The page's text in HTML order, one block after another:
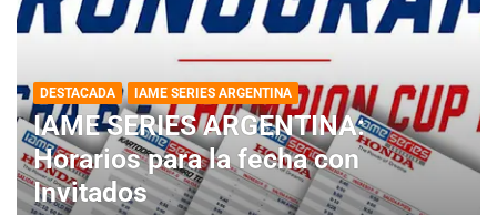
DESTACADA IAME SERIES ARGENTINA
IAME SERIES ARGENTINA:
Horarios para la fecha con
Invitados